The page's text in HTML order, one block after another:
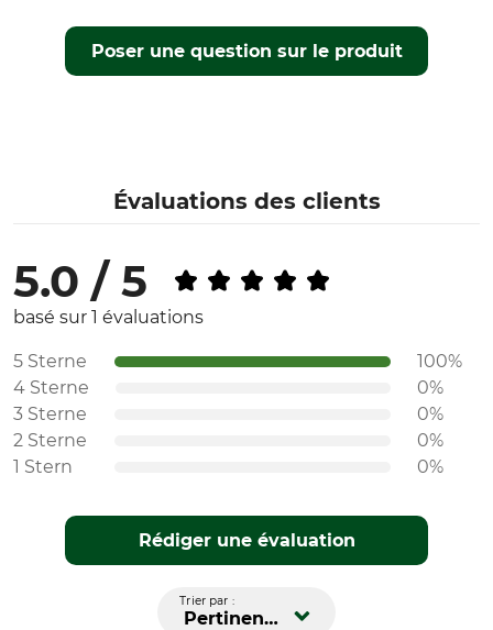
Poser une question sur le produit
Évaluations des clients
5.0 / 5
basé sur 1 évaluations
5 Sterne
100%
4 Sterne
0%
3 Sterne
0%
2 Sterne
0%
1 Stern
0%
Rédiger une évaluation
Trier par :
Pertinence